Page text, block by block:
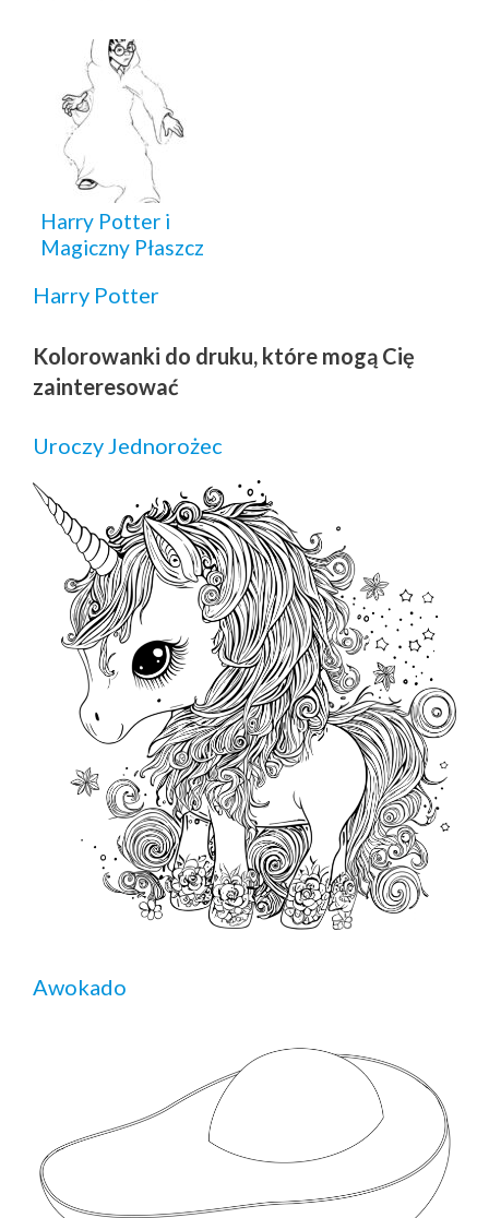
Harry Potter i
Magiczny Płaszcz
Harry Potter
Kolorowanki do druku, które mogą Cię
zainteresować
Uroczy Jednorożec
Awokado